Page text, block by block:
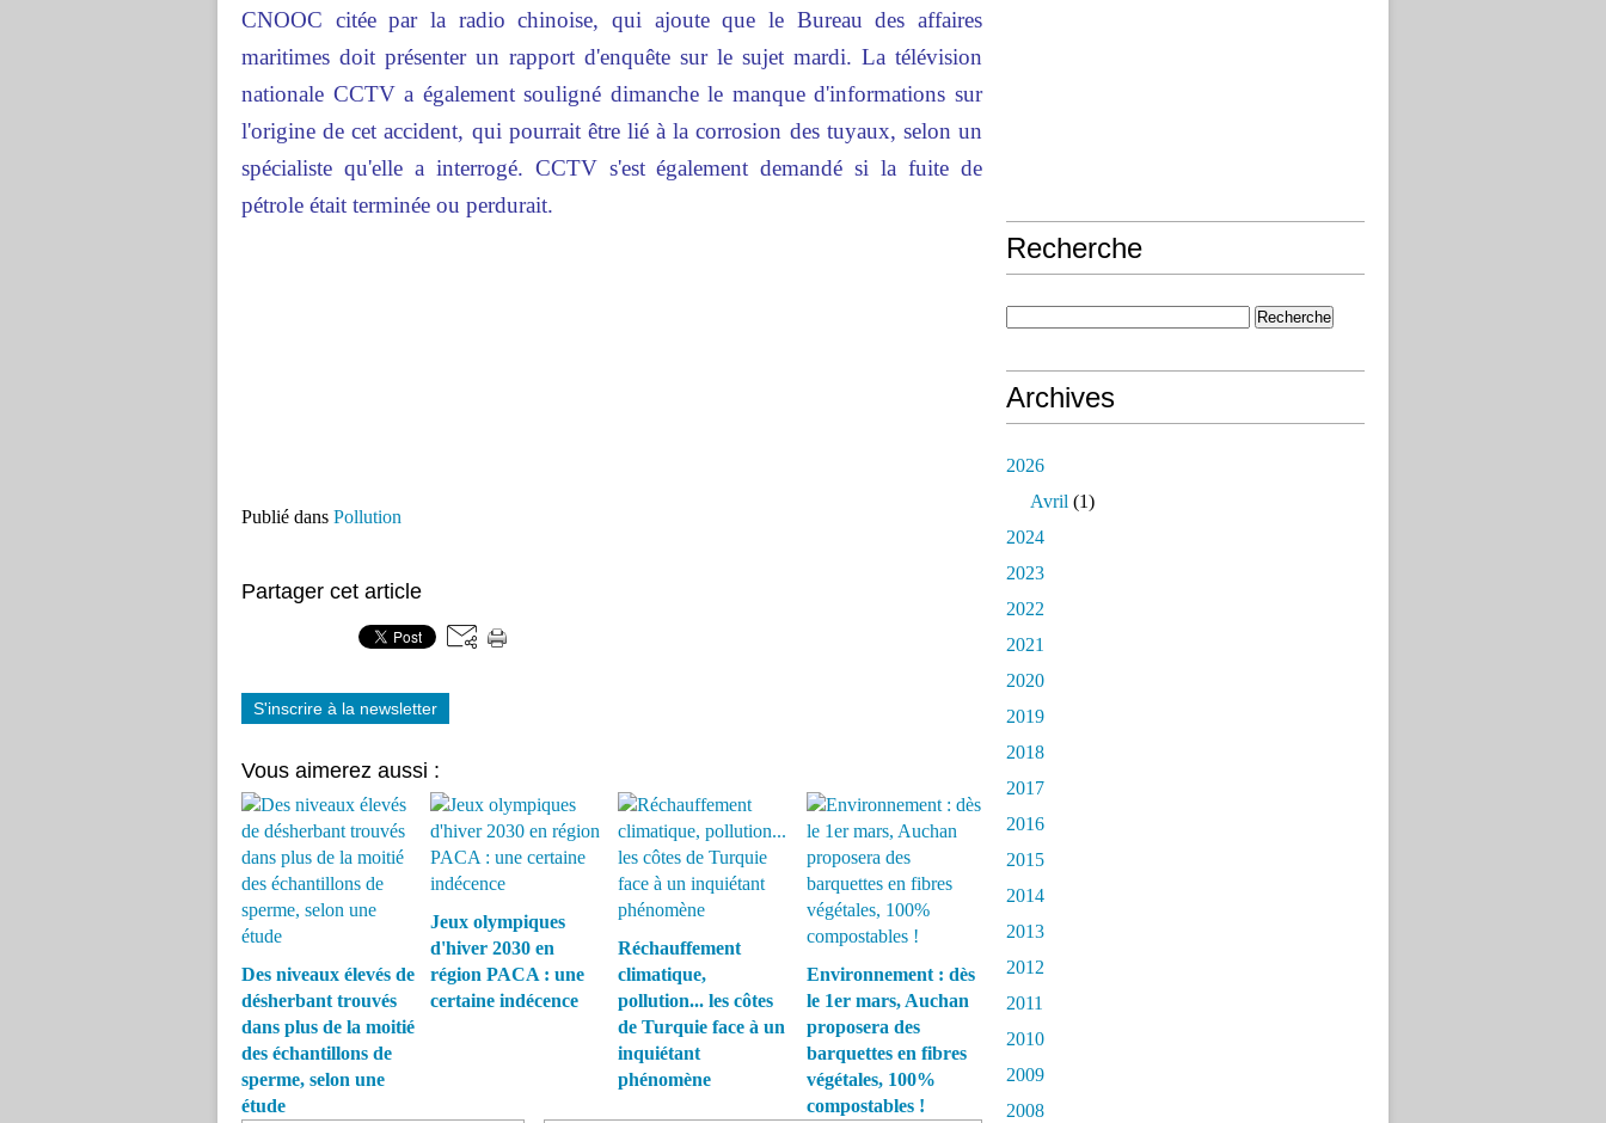
CNOOC citée par la radio chinoise, qui ajoute que le Bureau des affaires
maritimes doit présenter un rapport d'enquête sur le sujet mardi. La télévision
nationale CCTV a également souligné dimanche le manque d'informations sur
l'origine de cet accident, qui pourrait être lié à la corrosion des tuyaux, selon un
spécialiste qu'elle a interrogé. CCTV s'est également demandé si la fuite de
pétrole était terminée ou perdurait.
Publié dans Pollution
Partager cet article
S'inscrire à la newsletter
Vous aimerez aussi :
Des niveaux élevés de
désherbant trouvés
dans plus de la moitié
des échantillons de
sperme, selon une
étude
Jeux olympiques
d'hiver 2030 en
région PACA : une
certaine indécence
Réchauffement
climatique,
pollution... les côtes
de Turquie face à un
inquiétant
phénomène
Environnement : dès
le 1er mars, Auchan
proposera des
barquettes en fibres
végétales, 100%
compostables !
Recherche
Archives
2026
Avril (1)
2024
2023
2022
2021
2020
2019
2018
2017
2016
2015
2014
2013
2012
2011
2010
2009
2008